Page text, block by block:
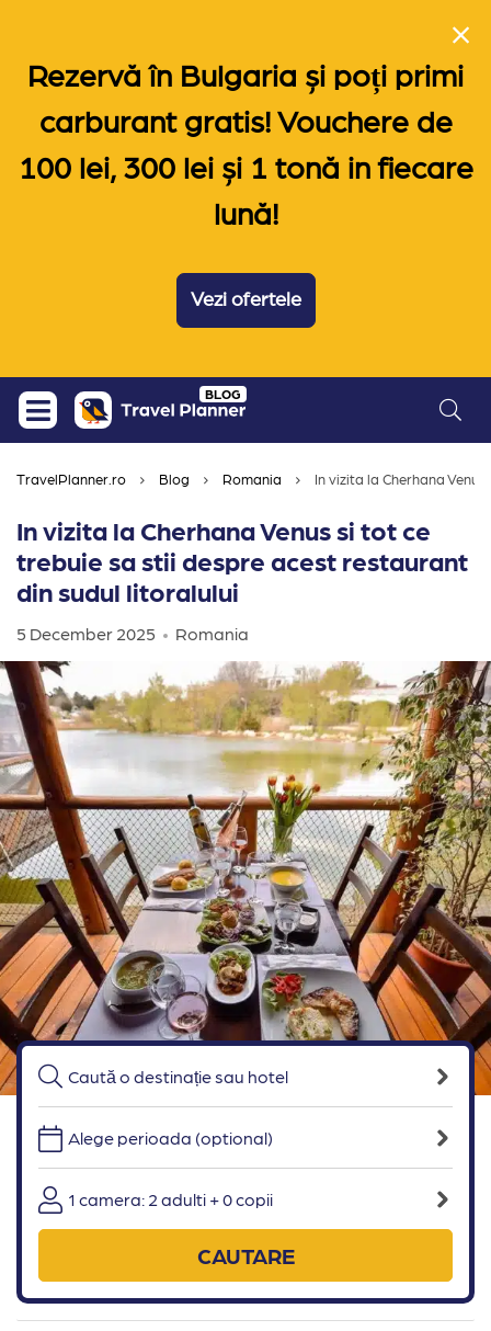
Rezervă în Bulgaria și poți primi
carburant gratis! Vouchere de
100 lei, 300 lei și 1 tonă in fiecare
lună!
Vezi ofertele
Skip
content
BLOG
TravelPlanner.ro Blog Romania In vizita la Cherhana
In vizita la Cherhana Venus si tot ce
trebuie sa stii despre acest restaurant
din sudul litoralului
5 December 2025 Romania
Alege perioada (optional)
1 camera: 2 adulti + 0 copii
CAUTARE